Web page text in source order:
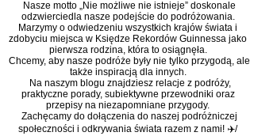
Każdy kto pragnie odkrywać świat
znajdzie tu inspiracje, od bliskich destynacji, po te
bardziej egzotyczne.
Chcemy zainspirować rodziny do odkrywania nie tylko
popularnych kierunków, ale także mniej utartych szlaków.
Nasze motto „Nie możliwe nie istnieje” doskonale
odzwierciedla nasze podejście do podróżowania.
Marzymy o odwiedzeniu wszystkich krajów świata i
zdobyciu miejsca w Księdze Rekordów Guinnessa jako
pierwsza rodzina, która to osiągnęła.
Chcemy, aby nasze podróże były nie tylko przygodą, ale
także inspiracją dla innych.